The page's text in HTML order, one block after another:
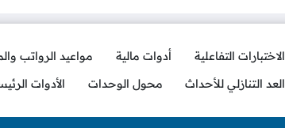
الاختبارات التفاعلية أدوات مالية مواعيد الرواتب
العد التنازلي للأحداث محول الوحدات الأدوات